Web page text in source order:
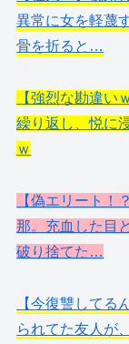
異常に女を軽蔑
骨を折ると…
【強烈な勘違い
繰り返し、悦に
ｗ
【偽エリート！
那。充血した目
破り捨てた…
【今復讐してる
られてた友人が